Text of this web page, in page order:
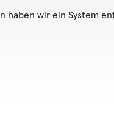
haben wir ein System